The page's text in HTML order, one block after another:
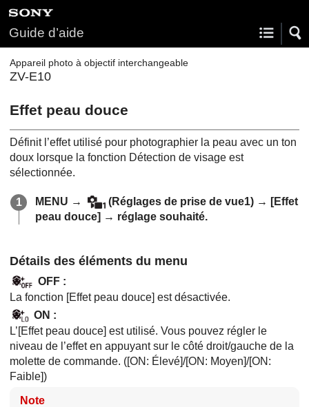
Guide d’aide
Appareil photo à objectif interchangeable
ZV-E10
Effet peau douce
Définit l’effet utilisé pour photographier la peau avec un ton
doux lorsque la fonction Détection de visage est
sélectionnée.
MENU → (Réglages de prise de vue1) → [Effet
peau douce] → réglage souhaité.
Détails des éléments du menu
OFF:
La fonction [Effet peau douce] est désactivée.
ON :
L’[Effet peau douce] est utilisé. Vous pouvez régler le
niveau de l’effet en appuyant sur le côté droit/gauche de la
molette de commande. ([ON: Élevé]/[ON: Moyen]/[ON:
Faible])
Note